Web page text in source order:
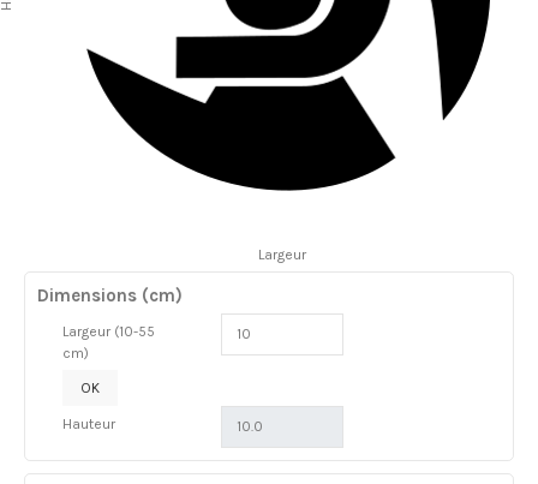
Largeur
Dimensions (cm)
Largeur (10-55
cm)
OK
Hauteur